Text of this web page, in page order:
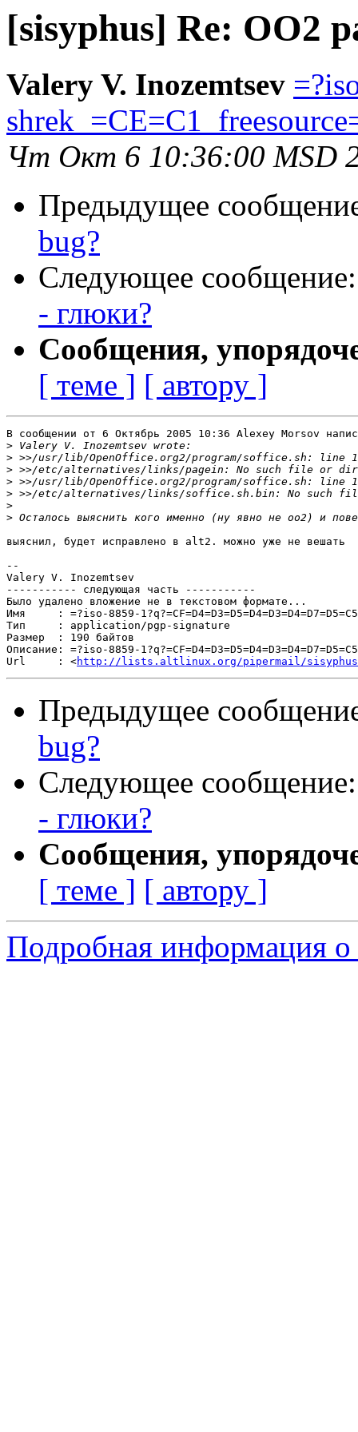
[sisyphus] Re: OO2
Valery V. Inozemtsev
Чт Окт 6 10:36:00 MSD
Предыдущее
bug?
Следующее
- глюки?
Сообщения,
[ теме ] [ автору ]
В сообщении от 6 Октябрь 2005 10:36 Alexey Morsov
>
>
>
>
>
>
>
выяснил, будет исправлено в alt2. можно уже не вешать
--
Valery V. Inozemtsev
----------- следующая часть -----------
Было удалено вложение не в текстовом формате...
Имя     : =?iso-8859-
Тип     : application/pgp-signature
Размер  : 190 байтов
Описание: =?iso-8859-
Url     : <http://lists.altlinux.org/pipermail/sisyphus/
Предыдущее
bug?
Следующее
- глюки?
Сообщения,
[ теме ] [ автору ]
Подробная информация о